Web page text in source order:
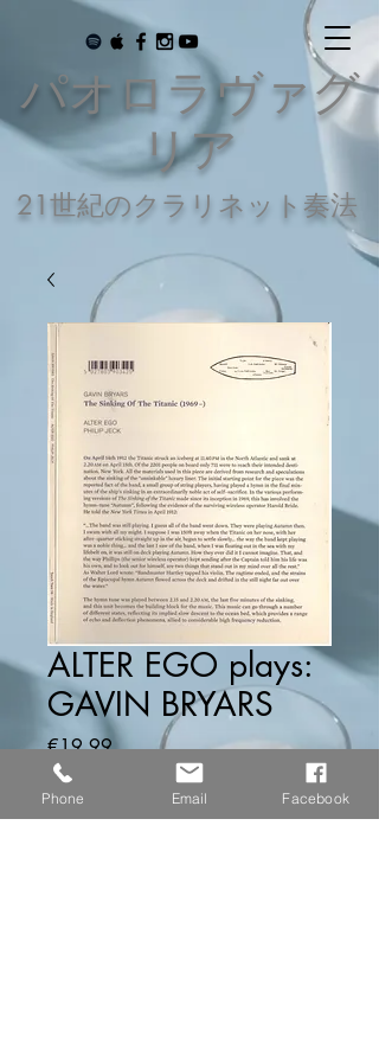
パオロラヴァグ
リア
21世紀のクラリネット奏法
ALTER EGO plays:
GAVIN BRYARS
€19.99価
数量
Phone Email Facebook